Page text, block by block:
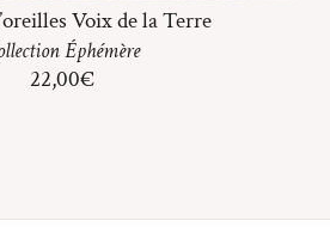
Voix de la Terre
Éphémère
22,00€